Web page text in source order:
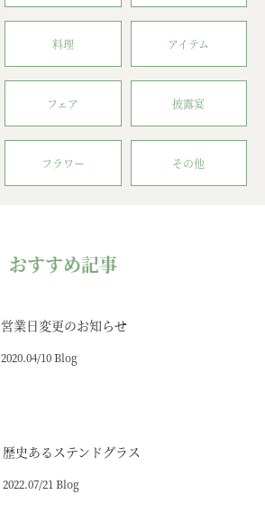
料理 アイテム
フェア 披露宴
フラワー その他
おすすめ記事
営業日変更のお知らせ
2020.04/10 Blog
歴史あるステンドグラス
2022.07/21 Blog